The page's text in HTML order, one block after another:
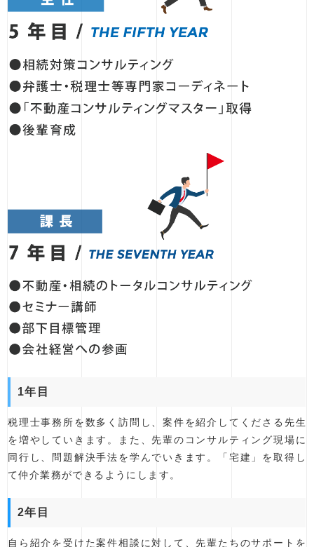
1年目
税理士事務所を数多く訪問し、案件を紹介してくださる先生
を増やしていきます。また、先輩のコンサルティング現場に
同行し、問題解決手法を学んでいきます。「宅建」を取得し
て仲介業務ができるようにします。
2年目
自ら紹介を受けた案件相談に対して、先輩たちのサポートを